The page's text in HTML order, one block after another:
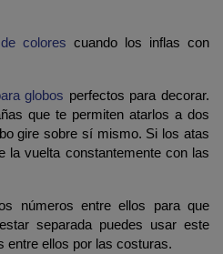
colores cuando los inflas con
globos perfectos para decorar.
que te permiten atarlos a dos
gire sobre sí mismo. Si los atas
la vuelta constantemente con las
números entre ellos para que
separada puedes usar este
entre ellos por las costuras.